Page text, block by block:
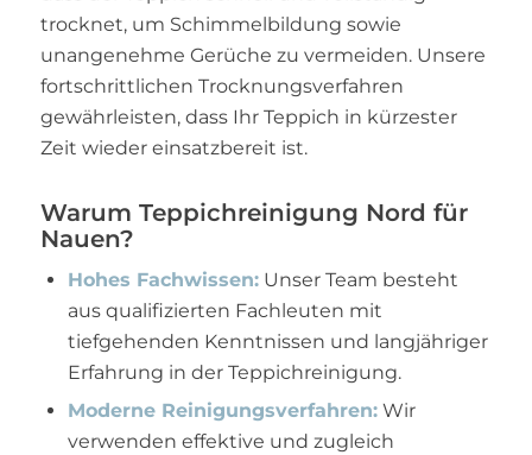
trocknet, um Schimmelbildung sowie
unangenehme Gerüche zu vermeiden. Unsere
fortschrittlichen Trocknungsverfahren
gewährleisten, dass Ihr Teppich in kürzester
Zeit wieder einsatzbereit ist.
Warum Teppichreinigung Nord für
Nauen?
Hohes Fachwissen:Unser Team besteht
aus qualifizierten Fachleuten mit
tiefgehenden Kenntnissen und langjähriger
Erfahrung in der Teppichreinigung.
Moderne Reinigungsverfahren:Wir
verwenden effektive und zugleich